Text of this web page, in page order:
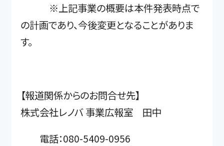
※上記事業の概要は本件発表時点で
の計画であり、今後変更となることがありま
す。
【報道関係からのお問合せ先】
株式会社レノバ 事業広報室 田中
電話：080-5409-0956